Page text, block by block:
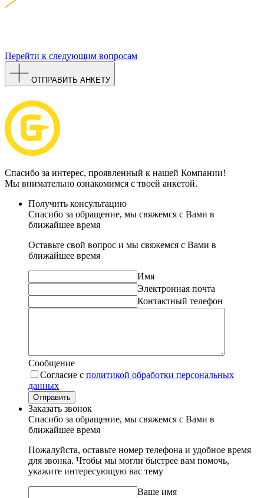
Перейти к следующим вопросам
ОТПРАВИТЬ АНКЕТУ
Спасибо за интерес, проявленный к нашей Компании!
Мы внимательно ознакомимся с твоей анкетой.
Получить консультацию
Спасибо за обращение, мы свяжемся с Вами в
ближайшее время
Оставьте свой вопрос и мы свяжемся с Вами в
ближайшее время
Имя
Электронная почта
Контактный телефон
Сообщение
Согласие с политикой обработки персональных
данных
Отправить
Заказать звонок
Спасибо за обращение, мы свяжемся с Вами в
ближайшее время
Пожалуйста, оставьте номер телефона и удобное время
для звонка. Чтобы мы могли быстрее вам помочь,
укажите интересующую вас тему
Ваше имя